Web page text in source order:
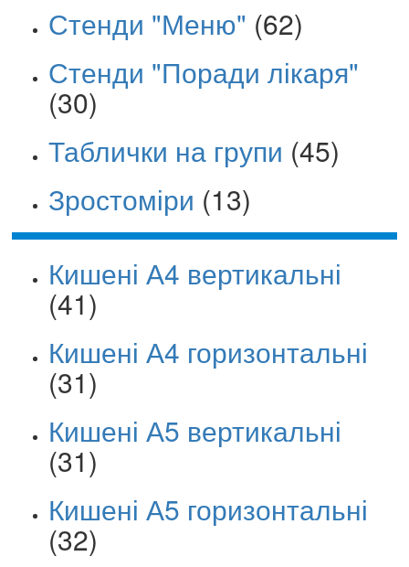
Стенди "Меню" (62)
Стенди "Поради лікаря"
(30)
Таблички на групи (45)
Зростоміри (13)
Кишені А4 вертикальні
(41)
Кишені А4 горизонтальні
(31)
Кишені А5 вертикальні
(31)
Кишені А5 горизонтальні
(32)